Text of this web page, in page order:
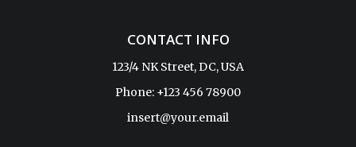
CONTACT INFO
123/4 NK Street, DC, USA
Phone: +123 456 78900
insert@your.email